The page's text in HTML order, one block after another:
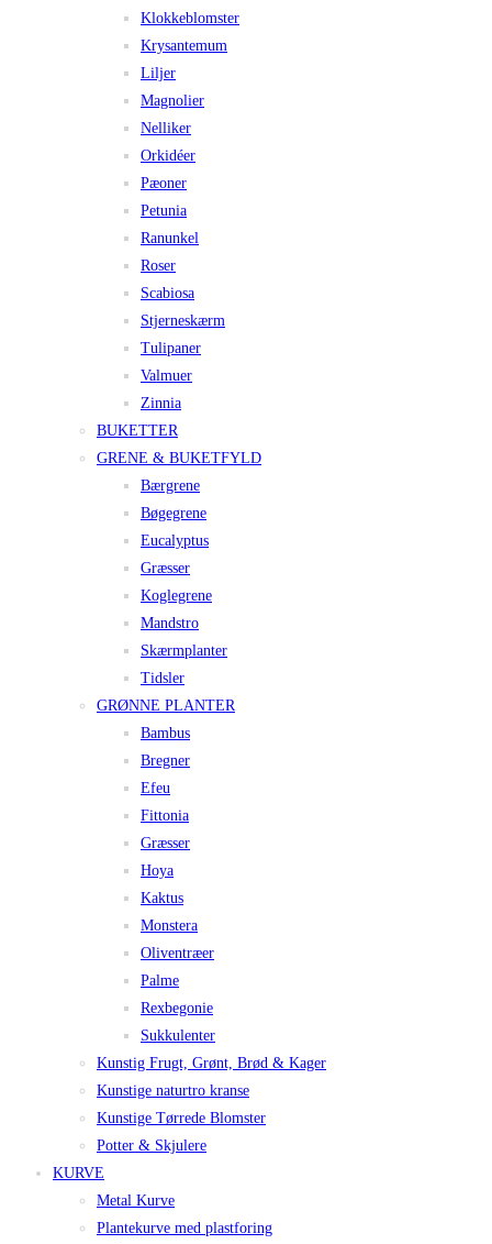
Klokkeblomster
Krysantemum
Liljer
Magnolier
Nelliker
Orkidéer
Pæoner
Petunia
Ranunkel
Roser
Scabiosa
Stjerneskærm
Tulipaner
Valmuer
Zinnia
BUKETTER
GRENE & BUKETFYLD
Bærgrene
Bøgegrene
Eucalyptus
Græsser
Koglegrene
Mandstro
Skærmplanter
Tidsler
GRØNNE PLANTER
Bambus
Bregner
Efeu
Fittonia
Græsser
Hoya
Kaktus
Monstera
Oliventræer
Palme
Rexbegonie
Sukkulenter
Kunstig Frugt, Grønt, Brød & Kager
Kunstige naturtro kranse
Kunstige Tørrede Blomster
Potter & Skjulere
KURVE
Metal Kurve
Plantekurve med plastforing